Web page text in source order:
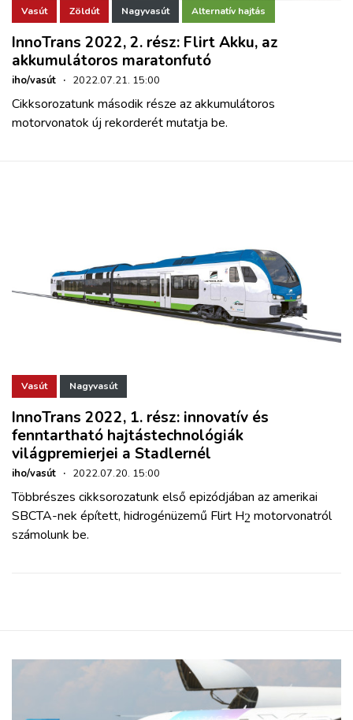
Vasút Zöldút Nagyvasút Alternatív hajtás
InnoTrans 2022, 2. rész: Flirt Akku, az
akkumulátoros maratonfutó
iho/vasút · 2022.07.21. 15:00
Cikksorozatunk második része az akkumulátoros
motorvonatok új rekorderét mutatja be.
Vasút Nagyvasút
InnoTrans 2022, 1. rész: innovatív és
fenntartható hajtástechnológiák
világpremierjei a Stadlernél
iho/vasút · 2022.07.20. 15:00
Többrészes cikksorozatunk első epizódjában az amerikai
SBCTA-nek épített, hidrogénüzemű Flirt H2 motorvonatról
számolunk be.